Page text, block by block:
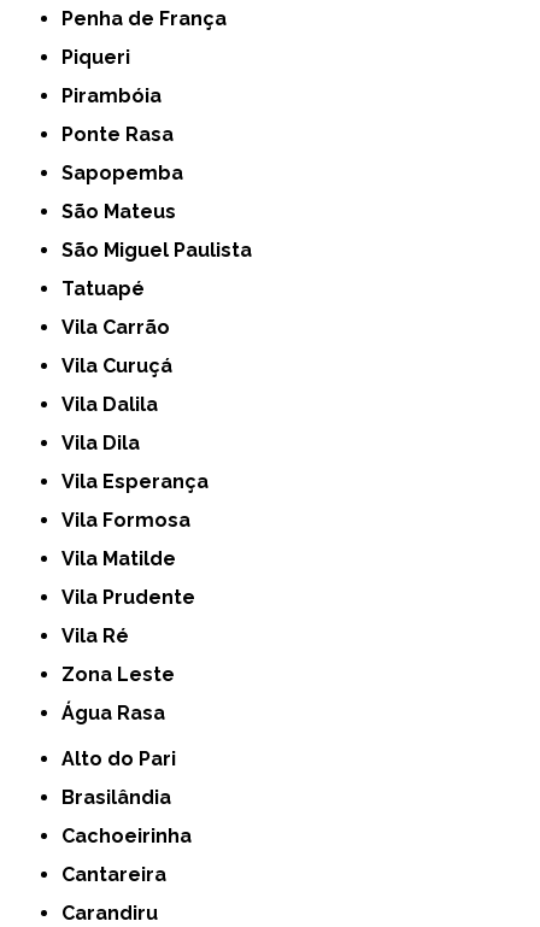
Penha de França
Piqueri
Pirambóia
Ponte Rasa
Sapopemba
São Mateus
São Miguel Paulista
Tatuapé
Vila Carrão
Vila Curuçá
Vila Dalila
Vila Dila
Vila Esperança
Vila Formosa
Vila Matilde
Vila Prudente
Vila Ré
Zona Leste
Água Rasa
Alto do Pari
Brasilândia
Cachoeirinha
Cantareira
Carandiru